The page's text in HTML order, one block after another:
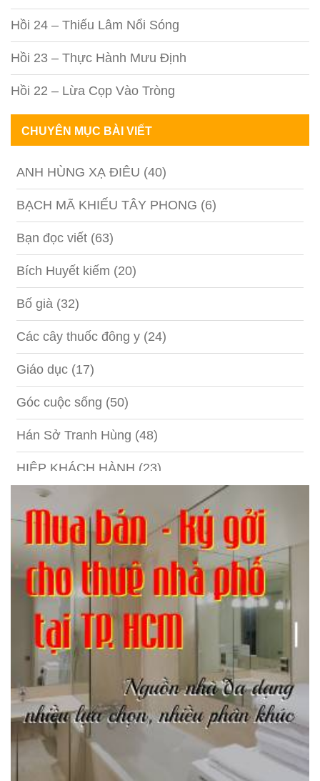
Hồi 24 – Thiếu Lâm Nổi Sóng
Hồi 23 – Thực Hành Mưu Định
Hồi 22 – Lừa Cọp Vào Tròng
CHUYÊN MỤC BÀI VIẾT
ANH HÙNG XẠ ĐIÊU (40)
BẠCH MÃ KHIẾU TÂY PHONG (6)
Bạn đọc viết (63)
Bích Huyết kiếm (20)
Bố già (32)
Các cây thuốc đông y (24)
Giáo dục (17)
Góc cuộc sống (50)
Hán Sở Tranh Hùng (48)
HIỆP KHÁCH HÀNH (23)
Hồng lâu mộng
(1)
Kỹ năng(18)
Liên Thành quyết(13)
LỘC ĐỈNH KÝ
Nước ngoài
Phi Hồ ngoại truyện (21)
Phong thần diễn nghĩa (100)
Sống khỏe